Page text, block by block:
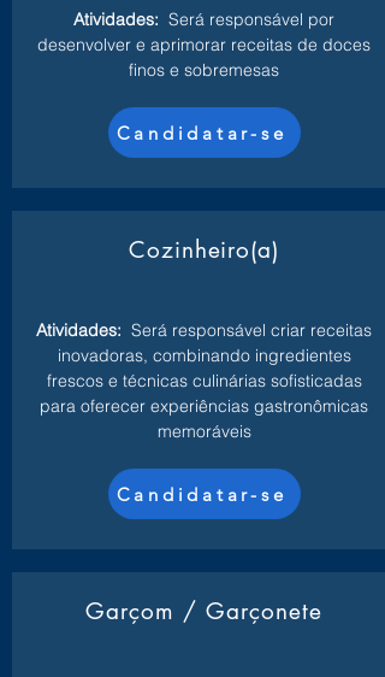
Atividades: Será responsável por
desenvolver e aprimorar receitas de doces
finos e sobremesas
Candidatar-se
Cozinheiro(a)
Atividades: Será responsável criar receitas
inovadoras, combinando ingredientes
frescos e técnicas culinárias sofisticadas
para oferecer experiências gastronômicas
memoráveis
Candidatar-se
Garçom / Garçonete